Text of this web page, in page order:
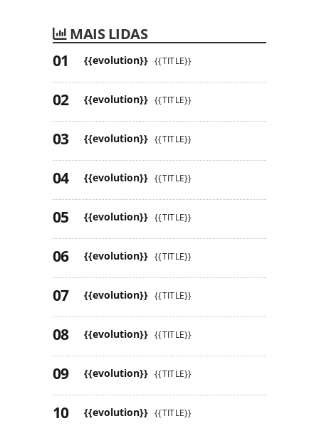
MAIS LIDAS
{{evolution}} {{TITLE}}
{{evolution}} {{TITLE}}
{{evolution}} {{TITLE}}
{{evolution}} {{TITLE}}
{{evolution}} {{TITLE}}
{{evolution}} {{TITLE}}
{{evolution}} {{TITLE}}
{{evolution}} {{TITLE}}
{{evolution}} {{TITLE}}
{{evolution}} {{TITLE}}